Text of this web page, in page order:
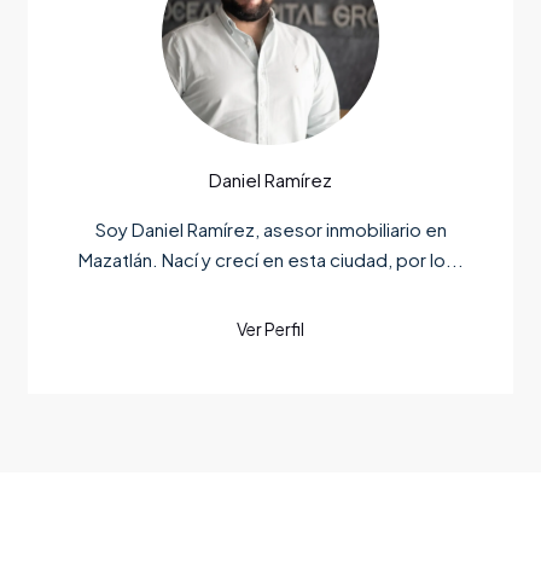
Daniel Ramírez
Soy Daniel Ramírez, asesor inmobiliario en
Mazatlán. Nací y crecí en esta ciudad, por lo...